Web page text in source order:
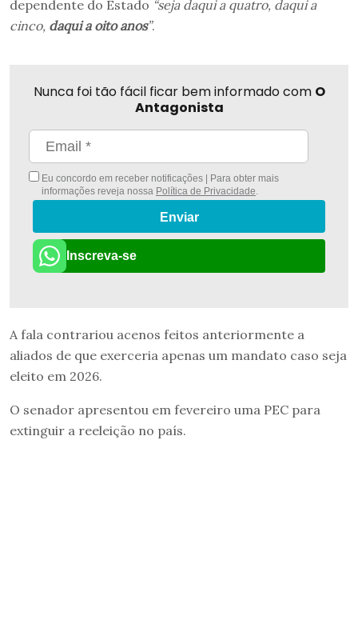
dependente do Estado “seja daqui a quatro, daqui a
cinco, daqui a oito anos”.
Nunca foi tão fácil ficar bem informado com O
Antagonista
Eu concordo em receber notificações | Para obter mais
informações reveja nossa Política de Privacidade.
Enviar
Inscreva-se
A fala contrariou acenos feitos anteriormente a
aliados de que exerceria apenas um mandato caso seja
eleito em 2026.
O senador apresentou em fevereiro uma PEC para
extinguir a reeleição no país.